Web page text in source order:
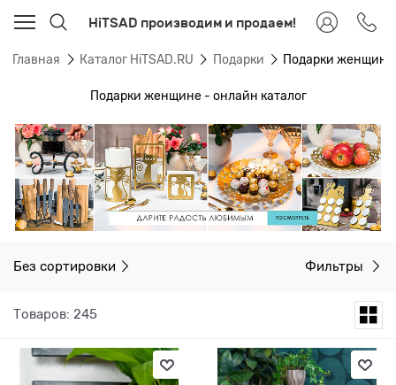
HiTSAD производим и продаем!
Главная Каталог HiTSAD.RU Подарки Подарки женщине
Подарки женщине - онлайн каталог
Без сортировки Фильтры
Товаров: 245